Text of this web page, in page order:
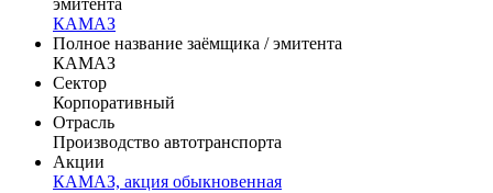
эмитента
КАМАЗ
Полное название заёмщика / эмитента
КАМАЗ
Сектор
Корпоративный
Отрасль
Производство автотранспорта
Акции
КАМАЗ, акция обыкновенная